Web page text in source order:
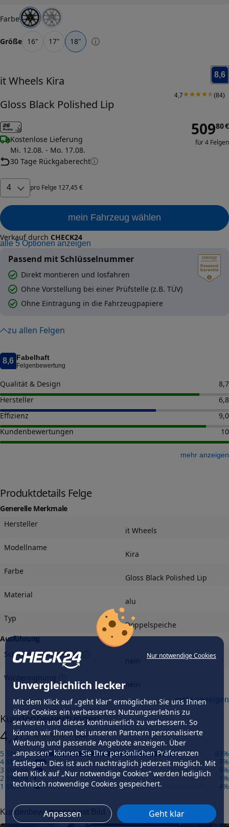
Nur notwendige Cookies
Unvergleichlich lecker
Mit dem Klick auf „geht klar” ermöglichen Sie uns Ihnen
über Cookies ein verbessertes Nutzungserlebnis zu
servieren und dieses kontinuierlich zu verbessern. So
können wir Ihnen bei unseren Partnern personalisierte
Werbung und passende Angebote anzeigen. Über
„anpassen” können Sie Ihre persönlichen Präferenzen
festlegen. Dies ist auch nachträglich jederzeit möglich. Mit
dem Klick auf „Nur notwendige Cookies” werden lediglich
technisch notwendige Cookies gespeichert.
Anpassen Geht klar
Farbe
Größe 16" 17" 18"
it Wheels Kira
Gloss Black Polished Lip
8,6
4,7 (84)
Kostenlose Lieferung
Mi. 12.08. - Mo. 17.08.
30 Tage Rückgaberecht
50980€
für 4 Felgen
4 pro Felge 127,45 €
mein Fahrzeug wählen
Verkauf durch CHECK24
alle 5 Optionen anzeigen
Passend mit Schlüsselnummer
Direkt montieren und losfahren
Ohne Vorstellung bei einer Prüfstelle (z.B. TÜV)
Ohne Eintragung in die Fahrzeugpapiere
zu allen Felgen
8,6 Fabelhaft
Felgenbewertung
Qualität & Design
8,7
Hersteller
6,8
Effizienz
9,0
Kundenbewertungen
10
mehr anzeigen
Produktdetails Felge
Generelle Merkmale
Hersteller
it Wheels
Modellname
Kira
Farbe
Gloss Black Polished Lip
Material
alu
Typ
Doppelspeiche
Ausführung
Schneeketteneignung
Wintereignung
nein
Herstellungsverfahren
gegossen
Präzisionsgrad
mittel
Felgengutachten
Eintragungsfrei
-
Freigabe
Gutachten Link
mehr anzeigen
Kundenbewertungen
4,7/5 (84)
5 Sterne
83%
4 Sterne
7%
3 Sterne
5%
2 Sterne
1 %
1 Stern
4%
Kundenbewertungen mit Bild